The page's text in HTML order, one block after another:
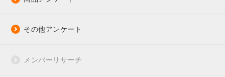
その他アンケート
メンバーリサーチ